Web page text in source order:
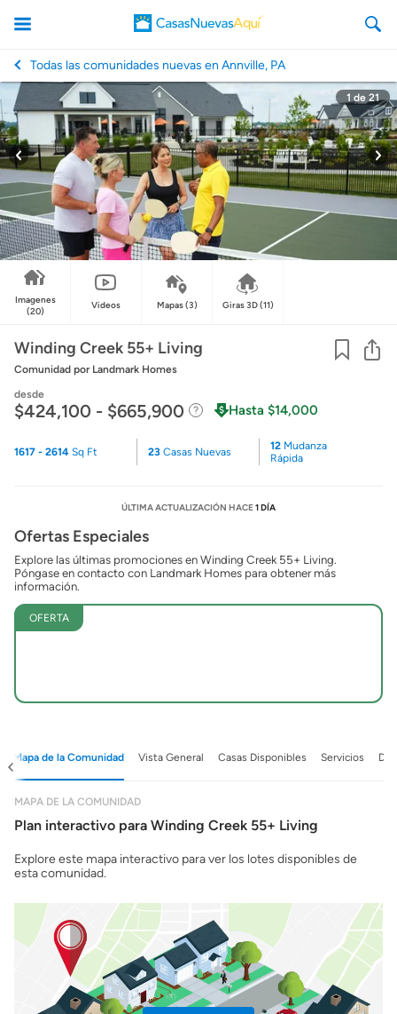
CasasNuevasAqui
Todas las comunidades nuevas en Annville, PA
1 de 21
Imagenes
(20)
Videos Mapas(3) Giras 3D(11)
Winding Creek 55+ Living
Comunidad por Landmark Homes
desde
$424,100 - $665,900 Hasta $14,000
1617 - 2614 Sq Ft 23Casas Nuevas 12 Mudanza
Rápida
ÚLTIMA ACTUALIZACIÓN HACE1 DÍA
Ofertas Especiales
Explore las últimas promociones en Winding Creek 55+ Living.
Póngase en contacto con Landmark Homes para obtener más
información.
OFERTA
Mapa de la Comunidad Vista General Casas Disponibles Servicios
MAPA DE LA COMUNIDAD
Plan interactivo para Winding Creek 55+ Living
Explore este mapa interactivo para ver los lotes disponibles de
esta comunidad.